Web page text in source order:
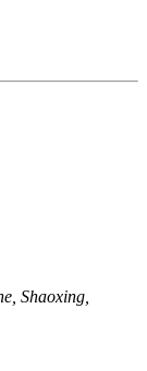
Shaoxing,